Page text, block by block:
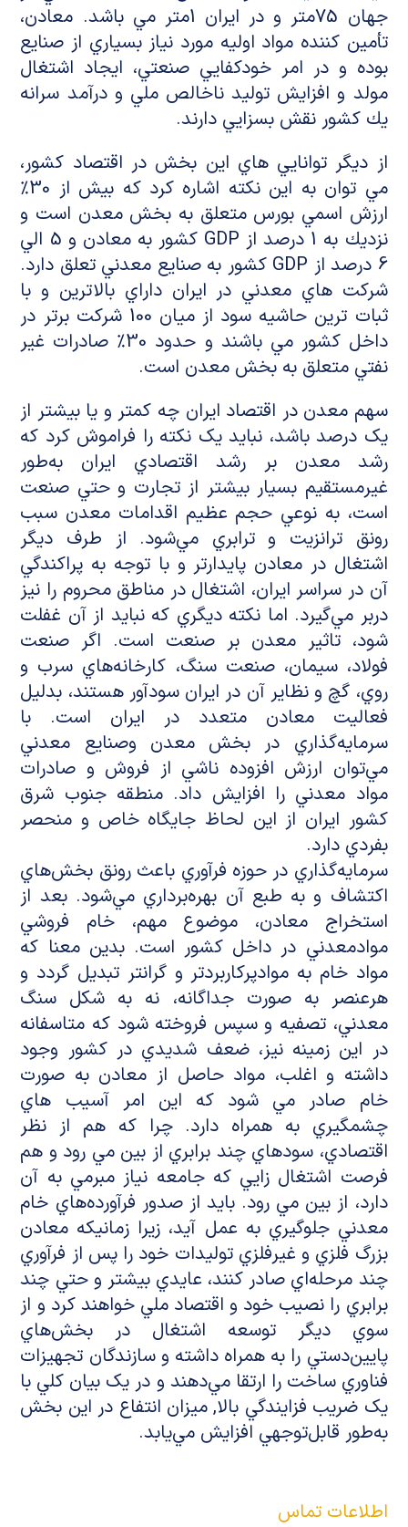
جهان 75متر و در ايران 1متر مي باشد. معادن،
تأمين كننده مواد اوليه مورد نياز بسياري از صنايع
بوده و در امر خودكفايي صنعتي، ايجاد اشتغال
مولد و افزايش توليد ناخالص ملي و درآمد سرانه
يك كشور نقش بسزايي دارند.
از ديگر توانايي هاي اين بخش در اقتصاد كشور،
مي توان به اين نكته اشاره كرد كه بيش از 30%
ارزش اسمي بورس متعلق به بخش معدن است و
نزديك به 1 درصد از GDP كشور به معادن و 5 الي
6 درصد از GDP كشور به صنايع معدني تعلق دارد.
شركت هاي معدني در ايران داراي بالاترين و با
ثبات ترين حاشيه سود از ميان 100 شركت برتر در
داخل كشور مي باشند و حدود 30% صادرات غير
نفتي متعلق به بخش معدن است.
سهم معدن در اقتصاد ايران چه کمتر و يا بيشتر از
يک درصد باشد، نبايد يک نکته را فراموش کرد که
رشد معدن بر رشد اقتصادي ايران به‌طور
غيرمستقيم بسيار بيشتر از تجارت و حتي صنعت
است، به نوعي حجم عظيم اقدامات معدن سبب
رونق ترانزيت و ترابري مي‌شود. از طرف ديگر
اشتغال در معادن پايدارتر و با توجه به پراکندگي
آن در سراسر ايران، اشتغال در مناطق محروم را نيز
دربر مي‌گيرد. اما نکته ديگري که نبايد از آن غفلت
شود، تاثير معدن بر صنعت است. اگر صنعت
فولاد، سيمان، صنعت سنگ، کارخانه‌هاي سرب و
روي، گچ و نظاير آن در ايران سودآور هستند، بدليل
فعاليت معادن متعدد در ايران است. با
سرمايه‌گذاري در بخش معدن وصنايع معدني
مي‌توان ارزش افزوده ناشي از فروش و صادرات
مواد معدني را افزايش داد. منطقه جنوب شرق
کشور ايران از اين لحاظ جايگاه خاص و منحصر
بفردي دارد.
سرمايه‌گذاري در حوزه فرآوري باعث رونق بخش‌هاي
اکتشاف و به طبع آن بهره‌برداري مي‌شود. بعد از
استخراج معادن، موضوع مهم، خام فروشي
موادمعدني در داخل کشور است. بدين معنا که
مواد خام به موادپرکاربردتر و گرانتر تبديل گردد و
هرعنصر به صورت جداگانه، نه به شکل سنگ
معدني، تصفيه و سپس فروخته شود که متاسفانه
در اين زمينه نيز، ضعف شديدي در کشور وجود
داشته و اغلب، مواد حاصل از معادن به صورت
خام صادر مي شود که اين امر آسيب هاي
چشمگيري به همراه دارد. چرا که هم از نظر
اقتصادي، سودهاي چند برابري از بين مي رود و هم
فرصت اشتغال زايي که جامعه نياز مبرمي به آن
دارد، از بين مي رود. بايد از صدور فرآورده‌هاي خام
معدني جلوگيري به عمل آيد، زيرا زمانيکه معادن
بزرگ فلزي و غيرفلزي توليدات خود را پس از فرآوري
چند مرحله‌اي صادر کنند، عايدي بيشتر و حتي چند
برابري را نصيب خود و اقتصاد ملي خواهند کرد و از
سوي ديگر توسعه اشتغال در بخش‌هاي
پايين‌دستي را به همراه داشته و سازندگان تجهيزات
فناوري ساخت را ارتقا مي‌دهند و در يک بيان کلي با
يک ضريب فزايندگي بالا, ميزان انتفاع در اين بخش
به‌طور قابل‌توجهي افزايش مي‌يابد.
اطلاعات تماس